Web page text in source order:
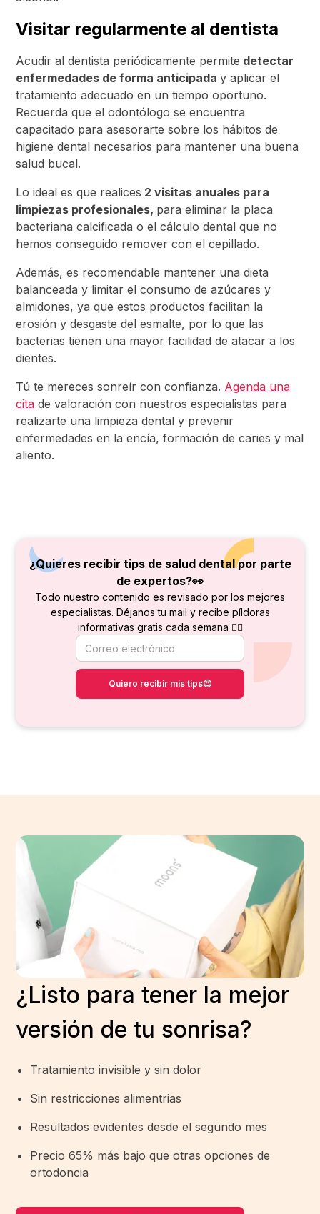
Visitar regularmente al dentista
Acudir al dentista periódicamente permite detectar
enfermedades de forma anticipaday aplicar el
tratamiento adecuado en un tiempo oportuno.
Recuerda que el odontólogo se encuentra
capacitado para asesorarte sobre los hábitos de
higiene dental necesarios para mantener una buena
salud bucal.
Lo ideal es que realices 2 visitas anuales para
limpiezas profesionales, para eliminar la placa
bacteriana calcificada o el cálculo dental que no
hemos conseguido remover con el cepillado.
Además, es recomendable mantener una dieta
balanceada y limitar el consumo de azúcares y
almidones, ya que estos productos facilitan la
erosión y desgaste del esmalte, por lo que las
bacterias tienen una mayor facilidad de atacar a los
dientes.
Tú te mereces sonreír con confianza. Agenda una
cita de valoración con nuestros especialistas para
realizarte una limpieza dental y prevenir
enfermedades en la encía, formación de caries y mal
aliento.
¿Quieres recibir tips de salud dental por parte
de expertos?👀
Todo nuestro contenido es revisado por los mejores
especialistas. Déjanos tu mail y recibe píldoras
informativas gratis cada semana 👇🏻
¿Listo para tener la mejor
versión de tu sonrisa?
Tratamiento invisible y sin dolor
Sin restricciones alimentrias
Resultados evidentes desde el segundo mes
Precio 65% más bajo que otras opciones de
ortodoncia